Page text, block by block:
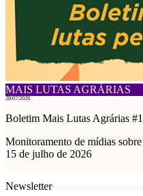
MAIS LUTAS AGRÁRIAS
28/07/2026
Boletim Mais Lutas Agrárias
Monitoramento de mídias
15 de julho de 2026
Newsletter